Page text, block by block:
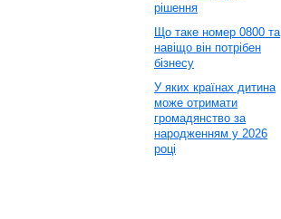
рішення
Що таке номер 0800 та
навіщо він потрібен
бізнесу
У яких країнах дитина
може отримати
громадянство за
народженням у 2026
році